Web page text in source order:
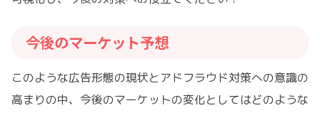
今後のマーケット予想
このような広告形態の現状とアドフラウド対策への意識の
高まりの中、今後のマーケットの変化としてはどのような